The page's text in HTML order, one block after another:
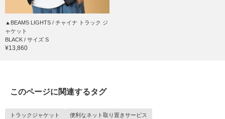
▲BEAMS LIGHTS / チャイナ トラック ジ
ャケット
BLACK / サイズ S
¥13,860
このページに関連するタグ
トラックジャケット 便利なネット取り置きサービス